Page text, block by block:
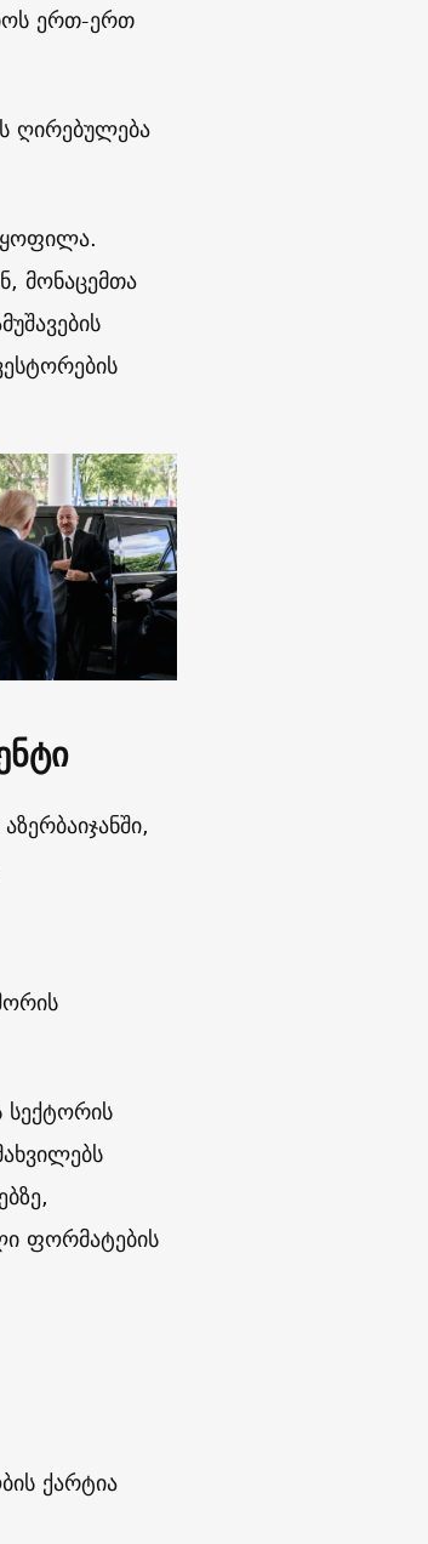
ერთ-ერთ
ღირებულება
ყოფილა.
მონაცემთა
ფორმატების
ქარტია